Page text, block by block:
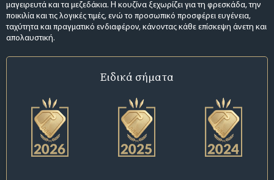
μαγειρευτά και τα μεζεδάκια. Η κουζίνα ξεχωρίζει για τη φρεσκάδα, την
ποικιλία και τις λογικές τιμές, ενώ το προσωπικό προσφέρει ευγένεια,
ταχύτητα και πραγματικό ενδιαφέρον, κάνοντας κάθε επίσκεψη άνετη και
απολαυστική.
Ειδικά σήματα